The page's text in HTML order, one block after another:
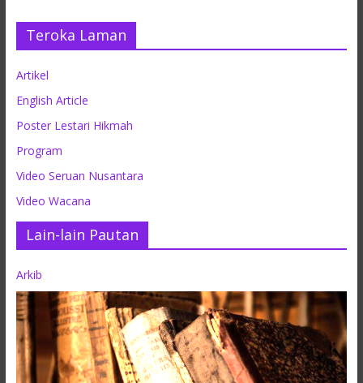
Teroka Laman
Artikel
English Article
Poster Lestari Hikmah
Program
Video Seruan Nusantara
Video Wacana
Lain-lain Pautan
Arkib